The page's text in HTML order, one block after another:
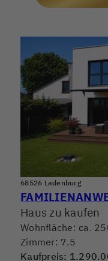
68526 Ladenburg
Haus zu kaufen
Wohnfläche: ca.
Zimmer: 7.5
Kaufpreis: